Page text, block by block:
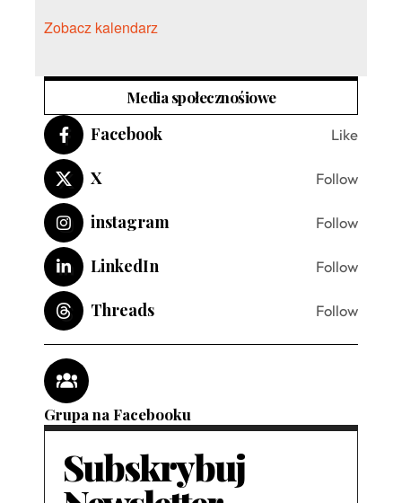
Zobacz kalendarz
Media społecznośiowe
Facebook Like
X Follow
instagram Follow
LinkedIn Follow
Threads Follow
Grupa na Facebooku
Subskrybuj